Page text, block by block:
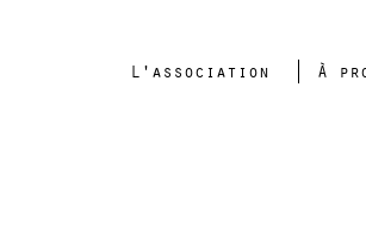
L'association À